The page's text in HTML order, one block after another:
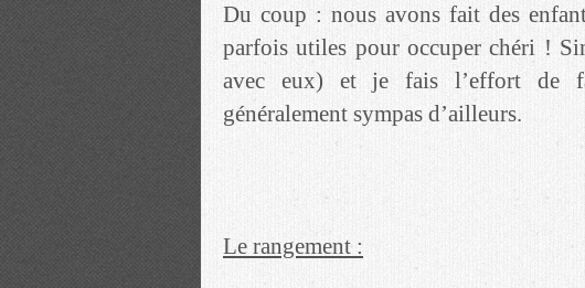
Du coup : nous avons fait des
parfois utiles pour occuper chéri !
avec eux) et je fais l’effort de
généralement sympas d’ailleurs.
Le rangement :